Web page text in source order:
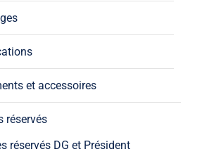
et accessoires
réservés
réservés DG et Président